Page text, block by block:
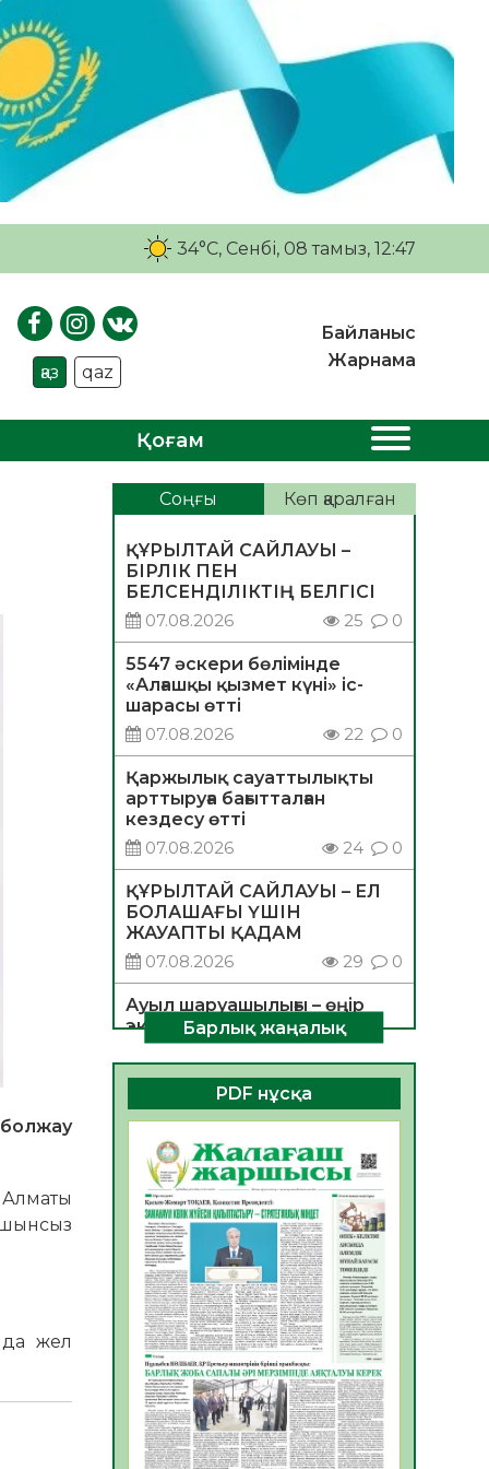
34°C, Сенбі, 08 тамыз, 12:47
қаз qaz
Байланыс
Жарнама
Қоғам
жел
Соңғы Көп қаралған
ҚҰРЫЛТАЙ САЙЛАУЫ –
БІРЛІК ПЕН
БЕЛСЕНДІЛІКТІҢ БЕЛГІСІ
07.08.2026
25 0
5547 әскери бөлімінде
«Алғашқы қызмет күні» іс-
шарасы өтті
07.08.2026
22 0
Қаржылық сауаттылықты
арттыруға бағытталған
кездесу өтті
07.08.2026
24 0
ҚҰРЫЛТАЙ САЙЛАУЫ – ЕЛ
БОЛАШАҒЫ ҮШІН
ЖАУАПТЫ ҚАДАМ
07.08.2026
29 0
Ауыл шаруашылығы – өңір
экономикасының негізгі
тірегі
06.08.2026
38 0
ҚОҒАМДЫҚ БЕЛСЕНДІЛІК –
ЕЛ ДАМУЫНЫҢ НЕГІЗІ
06.08.2026
35
ҚҰРЫЛТАЙ САЙЛАУЫ –
БОЛАШАҚҚА БАСТАР
ЖАУАПТЫ ТАҢДАУ
06.08.2026
37
Инфекциялық ауруларға
қарсы иммундау
жұмыстарының тиімділігі
06.08.2026
39
Көкжөтел ауруы туралы
Барлық жаңалық
PDF нұсқа